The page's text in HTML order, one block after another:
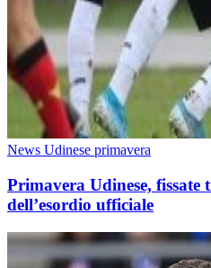
News Udinese primavera
Primavera Udinese, fissate
dell’esordio ufficiale